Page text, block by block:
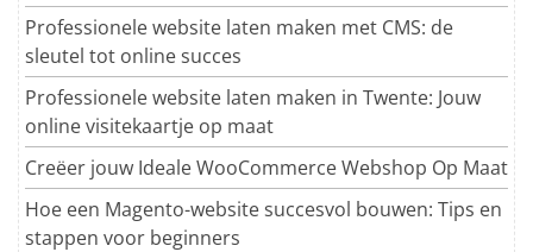
Professionele website laten maken met CMS: de
sleutel tot online succes
Professionele website laten maken in Twente: Jouw
online visitekaartje op maat
Creëer jouw Ideale WooCommerce Webshop Op Maat
Hoe een Magento-website succesvol bouwen: Tips en
stappen voor beginners